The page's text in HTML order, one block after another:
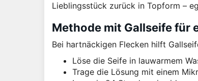
Lieblingsstück zurück in Topform –
Methode mit Gallseife für
Bei hartnäckigen Flecken hilft
Löse die Seife in lauwarmem
Trage die Lösung mit einem